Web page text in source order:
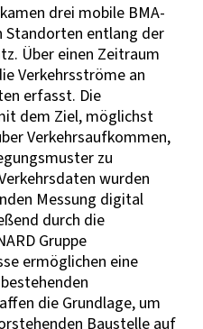
drei mobile BMA-
Standorten entlang der
Über einen Zeitraum
Verkehrsströme an
erfasst. Die
dem Ziel, möglichst
Verkehrsaufkommen,
zu
wurden
Messung digital
durch die
Gruppe
ermöglichen eine
die Grundlage, um
Baustelle auf